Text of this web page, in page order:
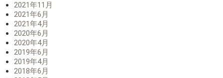
2021年11月
2021年6月
2021年4月
2020年6月
2020年4月
2019年6月
2019年4月
2018年6月